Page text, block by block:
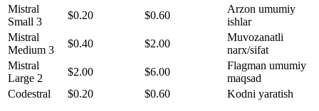
Mistral
Small 3
$0.20 $0.60
Arzon umumiy
ishlar
Mistral
Medium 3
$0.40 $2.00
Muvozanatli
narx/sifat
Mistral
Large 2
$2.00 $6.00
Flagman umumiy
maqsad
Codestral
$0.20 $0.60 Kodni yaratish